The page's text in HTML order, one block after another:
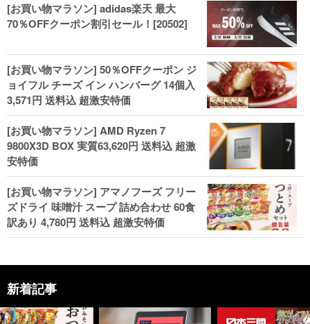
[お買い物マラソン] adidas楽天 最大
70％OFFクーポン割引セール！[20502]
[お買い物マラソン] 50％OFFクーポン ジ
ョイフル チーズ イン ハンバーグ 14個入
3,571円 送料込 超激安特価
[お買い物マラソン] AMD Ryzen 7
9800X3D BOX 実質63,620円 送料込 超激
安特価
[お買い物マラソン] アマノフーズ フリー
ズドライ 味噌汁 スープ 詰め合わせ 60食
訳あり 4,780円 送料込 超激安特価
新着記事